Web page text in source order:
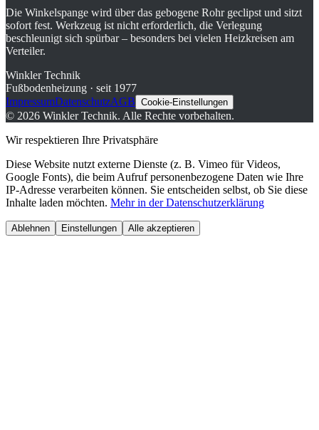
Die Winkelspange wird über das gebogene Rohr geclipst und sitzt
sofort fest. Werkzeug ist nicht erforderlich, die Verlegung
beschleunigt sich spürbar – besonders bei vielen Heizkreisen am
Verteiler.
Winkler Technik
Fußbodenheizung · seit 1977
ImpressumDatenschutzAGB Cookie-Einstellungen
© 2026 Winkler Technik. Alle Rechte vorbehalten.
Wir respektieren Ihre Privatsphäre
Diese Website nutzt externe Dienste (z. B. Vimeo für Videos,
Google Fonts), die beim Aufruf personenbezogene Daten wie Ihre
IP-Adresse verarbeiten können. Sie entscheiden selbst, ob Sie diese
Inhalte laden möchten. Mehr in der Datenschutzerklärung
Ablehnen Einstellungen Alle akzeptieren